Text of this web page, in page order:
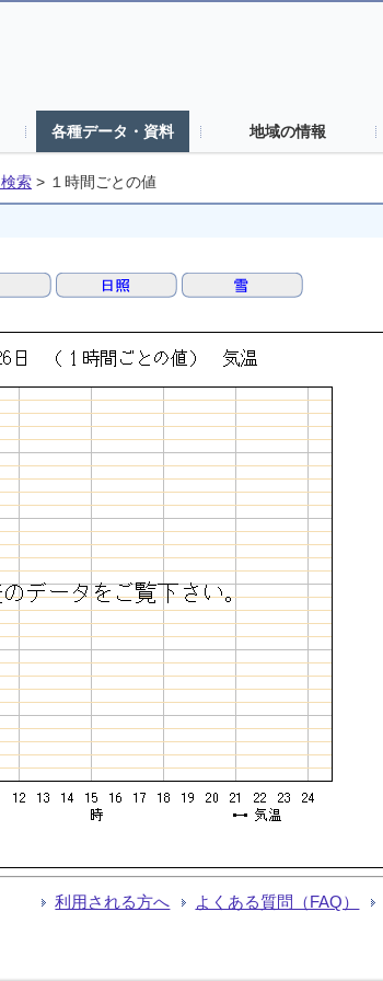
各種データ・資料 地域の情報
索 > １時間ごとの値
利用される方へ よくある質問（FAQ）